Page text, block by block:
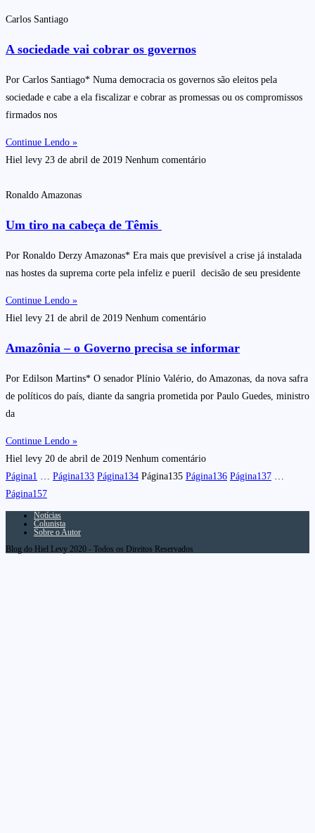
Carlos Santiago
A sociedade vai cobrar os governos
Por Carlos Santiago* Numa democracia os governos são eleitos pela
sociedade e cabe a ela fiscalizar e cobrar as promessas ou os compromissos
firmados nos
Continue Lendo »
Hiel levy 23 de abril de 2019 Nenhum comentário
Ronaldo Amazonas
Um tiro na cabeça de Têmis
Por Ronaldo Derzy Amazonas* Era mais que previsível a crise já instalada
nas hostes da suprema corte pela infeliz e pueril decisão de seu presidente
Continue Lendo »
Hiel levy 21 de abril de 2019 Nenhum comentário
Amazônia – o Governo precisa se informar
Por Edilson Martins* O senador Plínio Valério, do Amazonas, da nova safra
de políticos do país, diante da sangria prometida por Paulo Guedes, ministro
da
Continue Lendo »
Hiel levy 20 de abril de 2019 Nenhum comentário
Página1 Página133 Página134 Página135 Página136 Página137
Página157
Notícias
Colunista
Sobre o Autor
Blog do Hiel Levy 2020 - Todos os Direitos Reservados